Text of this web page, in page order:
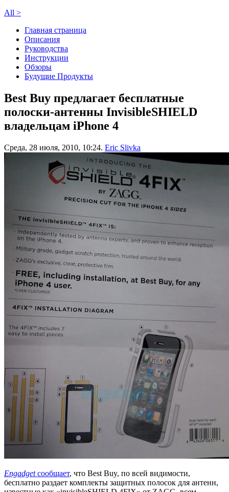
All >
Главная страница
Описания
Руководства
Инструкции
Обзоры
Будущие Продукты
Best Buy предлагает бесплатные
полоски-антенны InvisibleSHIELD
владельцам iPhone 4
Среда, 28 июля, 2010, 10:24. Eric Slivka
Engadgetсообщает, что Best Buy, по всей видимости,
бесплатно раздает комплекты защитных полосок для антенн,